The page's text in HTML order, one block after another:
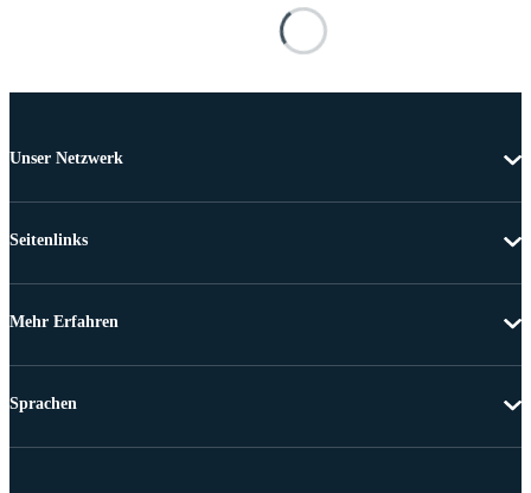
Unser Netzwerk
Seitenlinks
Mehr Erfahren
Sprachen